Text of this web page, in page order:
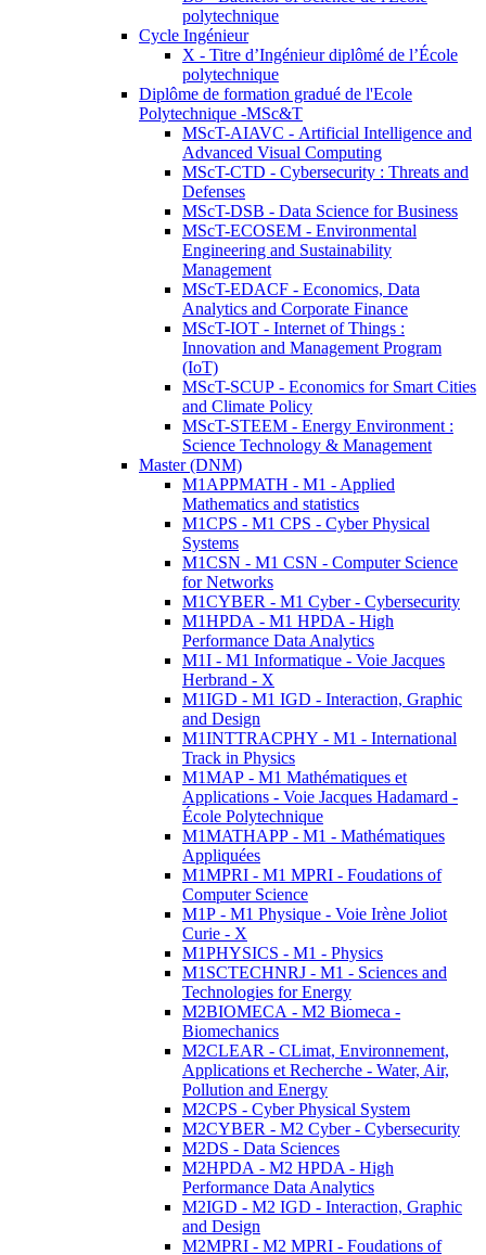
polytechnique
Cycle Ingénieur
X - Titre d’Ingénieur diplômé de l’École
polytechnique
Diplôme de formation gradué de l'Ecole
Polytechnique -MSc&T
MScT-AIAVC - Artificial Intelligence and
Advanced Visual Computing
MScT-CTD - Cybersecurity : Threats and
Defenses
MScT-DSB - Data Science for Business
MScT-ECOSEM - Environmental
Engineering and Sustainability
Management
MScT-EDACF - Economics, Data
Analytics and Corporate Finance
MScT-IOT - Internet of Things :
Innovation and Management Program
(IoT)
MScT-SCUP - Economics for Smart Cities
and Climate Policy
MScT-STEEM - Energy Environment :
Science Technology & Management
Master (DNM)
M1APPMATH - M1 - Applied
Mathematics and statistics
M1CPS - M1 CPS - Cyber Physical
Systems
M1CSN - M1 CSN - Computer Science
for Networks
M1CYBER - M1 Cyber - Cybersecurity
M1HPDA - M1 HPDA - High
Performance Data Analytics
M1I - M1 Informatique - Voie Jacques
Herbrand - X
M1IGD - M1 IGD - Interaction, Graphic
and Design
M1INTTRACPHY - M1 - International
Track in Physics
M1MAP - M1 Mathématiques et
Applications - Voie Jacques Hadamard -
École Polytechnique
M1MATHAPP - M1 - Mathématiques
Appliquées
M1MPRI - M1 MPRI - Foudations of
Computer Science
M1P - M1 Physique - Voie Irène Joliot
Curie - X
M1PHYSICS - M1 - Physics
M1SCTECHNRJ - M1 - Sciences and
Technologies for Energy
M2BIOMECA - M2 Biomeca -
Biomechanics
M2CLEAR - CLimat, Environnement,
Applications et Recherche - Water, Air,
Pollution and Energy
M2CPS - Cyber Physical System
M2CYBER - M2 Cyber - Cybersecurity
M2DS - Data Sciences
M2HPDA - M2 HPDA - High
Performance Data Analytics
M2IGD - M2 IGD - Interaction, Graphic
and Design
M2MPRI - M2 MPRI - Foudations of